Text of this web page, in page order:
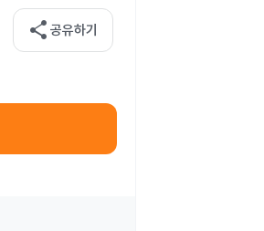
share 공유하기